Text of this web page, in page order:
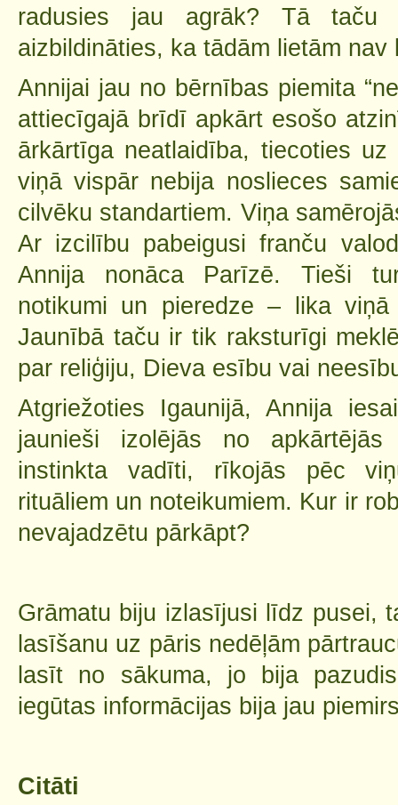
radusies jau agrāk? Tā taču
aizbildināties, ka tādām lietām nav
Annijai jau no bērnības piemita
attiecīgajā brīdī apkārt esošo
ārkārtīga neatlaidība, tiecoties
viņā vispār nebija noslieces
cilvēku standartiem. Viņa
Ar izcilību pabeigusi franču
Annija nonāca Parīzē. Tieši
notikumi un pieredze – lika
Jaunībā taču ir tik raksturīgi
par reliģiju, Dieva esību vai
Atgriežoties Igaunijā, Annija
jaunieši izolējās no
instinkta vadīti, rīkojās pēc
rituāliem un noteikumiem. Kur ir
nevajadzētu pārkāpt?
Grāmatu biju izlasījusi līdz pusei,
lasīšanu uz pāris nedēļām
lasīt no sākuma, jo bija
iegūtas informācijas bija jau
Citāti